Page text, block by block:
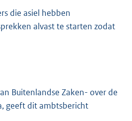
die asiel hebben
alvast te starten zodat
Buitenlandse Zaken- over de
geeft dit ambtsbericht